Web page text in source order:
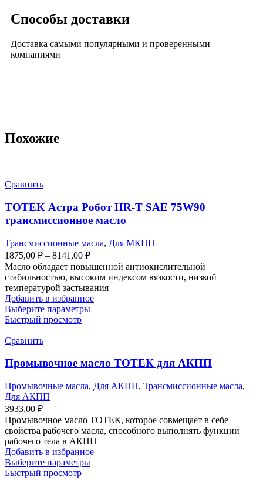
Способы доставки
Доставка самыми популярными и проверенными
компаниями
Похожие
Сравнить
TOTEK Астра Робот HR-T SAE 75W90
трансмиссионное масло
Трансмиссионные масла, Для МКПП
1875,00 ₽ – 8141,00 ₽
Масло обладает повышенной антиокислительной
стабильностью, высоким индексом вязкости, низкой
температурой застывания
Добавить в избранное
Выберите параметры
Быстрый просмотр
Сравнить
Промывочное масло ТОТЕК для АКПП
Промывочные масла, Для АКПП, Трансмиссионные масла,
Для АКПП
3933,00 ₽
Промывочное масло ТОТЕК, которое совмещает в себе
свойства рабочего масла, способного выполнять функции
рабочего тела в АКПП
Добавить в избранное
Выберите параметры
Быстрый просмотр